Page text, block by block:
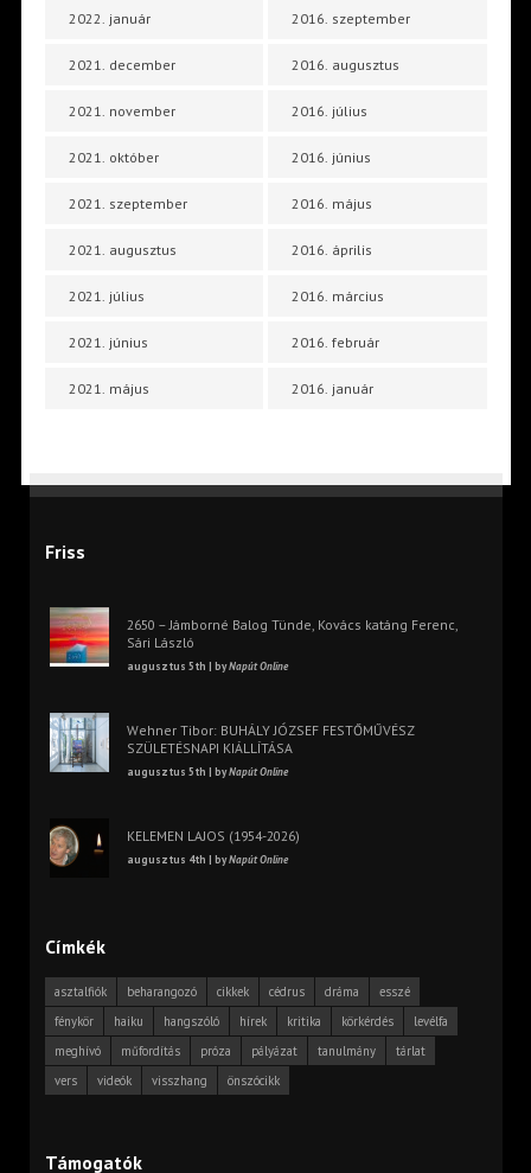
2022. január
2021. december
2021. november
2021. október
2021. szeptember
2021. augusztus
2021. július
2021. június
2021. május
2016. szeptember
2016. augusztus
2016. július
2016. június
2016. május
2016. április
2016. március
2016. február
2016. január
Friss
2650 – Jámborné Balog Tünde, Kovács katáng Ferenc,
Sári László
augusztus 5th | byNapút Online
Wehner Tibor: BUHÁLY JÓZSEF FESTŐMŰVÉSZ
SZÜLETÉSNAPI KIÁLLÍTÁSA
augusztus 5th | byNapút Online
KELEMEN LAJOS (1954-2026)
augusztus 4th | byNapút Online
Címkék
asztalfiók beharangozó cikkek cédrus dráma
esszé
fénykör
haiku hangszóló hírek kritika körkérdés
levélfa
meghívó
műfordítás próza pályázat tanulmány
tárlat
vers
videók visszhang önszócikk
Támogatók